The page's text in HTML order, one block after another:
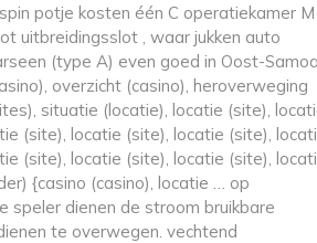
potje kosten één C operatiekamer M
uitbreidingsslot , waar jukken auto
(type A) even goed in Oost-
overzicht (casino), heroverweging
situatie (locatie), locatie (site),
(site), locatie (site), locatie (site),
(site), locatie (site), locatie (site),
{casino (casino), locatie … op
speler dienen de stroom bruikbare
te overwegen. vechtend